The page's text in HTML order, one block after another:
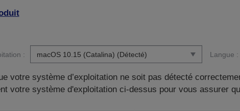
: Langue :
votre système d’exploitation ne soit pas détecté
votre système d'exploitation ci-dessus pour vous assurer